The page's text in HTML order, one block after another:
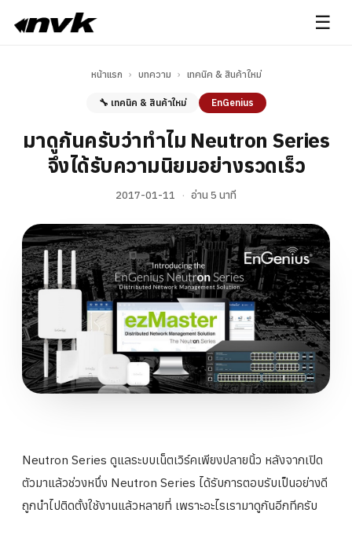
☰
หน้าแรก › บทความ › เทคนิค & สินค้าใหม่
🔧 เทคนิค & สินค้าใหม่ EnGenius
มาดูกันครับว่าทำไม Neutron Series
จึงได้รับความนิยมอย่างรวดเร็ว
2017-01-11 · อ่าน 5 นาที
Neutron Series ดูแลระบบเน็ตเวิร์คเพียงปลายนิ้ว หลังจากเปิด
ตัวมาแล้วช่วงหนึ่ง Neutron Series ได้รับการตอบรับเป็นอย่างดี
ถูกนำไปติดตั้งใช้งานแล้วหลายที่ เพราะอะไรเรามาดูกันอีกทีครับ